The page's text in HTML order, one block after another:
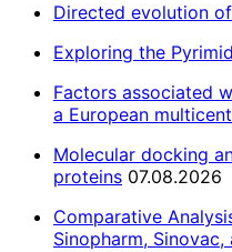
Directed evolution
Exploring the
Factors associated
a European
Molecular docking
proteins 07.08.2026
Comparative
Sinopharm, Sinovac,